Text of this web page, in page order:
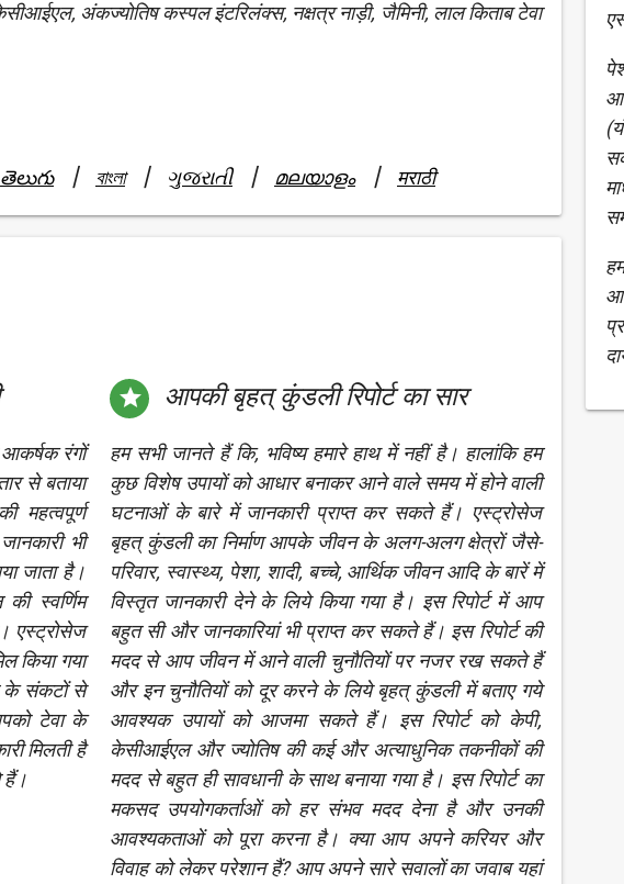
अंकज्योतिष कस्पल इंटरिलंक्स, नक्षत्र नाड़ी, जैमिनी, लाल किताब टेवा
తెలుగు | বাংলা | ગુજરાતી | മലയാളം | मराठी
आकर्षक रंगों
से बताया
महत्वपूर्ण
भी
जाता है।
स्वर्णिम
एस्ट्रोसेज
किया गया
के संकटों से
टेवा के
मिलती है
हैं।
 आपकी बृहत् कुंडली रिपोर्ट का सार
हम सभी जानते हैं कि, भविष्य हमारे हाथ में नहीं है। हालांकि हम
कुछ विशेष उपायों को आधार बनाकर आने वाले समय में होने वाली
घटनाओं के बारे में जानकारी प्राप्त कर सकते हैं। एस्ट्रोसेज
बृहत् कुंडली का निर्माण आपके जीवन के अलग-अलग क्षेत्रों जैसे-
परिवार, स्वास्थ्य, पेशा, शादी, बच्चे, आर्थिक जीवन आदि के बारें में
विस्तृत जानकारी देने के लिये किया गया है। इस रिपोर्ट में आप
बहुत सी और जानकारियां भी प्राप्त कर सकते हैं। इस रिपोर्ट की
मदद से आप जीवन में आने वाली चुनौतियों पर नजर रख सकते हैं
और इन चुनौतियों को दूर करने के लिये बृहत् कुंडली में बताए गये
आवश्यक उपायों को आजमा सकते हैं। इस रिपोर्ट को केपी,
केसीआईएल और ज्योतिष की कई और अत्याधुनिक तकनीकों की
मदद से बहुत ही सावधानी के साथ बनाया गया है। इस रिपोर्ट का
मकसद उपयोगकर्ताओं को हर संभव मदद देना है और उनकी
आवश्यकताओं को पूरा करना है। क्या आप अपने करियर और
विवाह को लेकर परेशान हैं? आप अपने सारे सवालों का जवाब यहां